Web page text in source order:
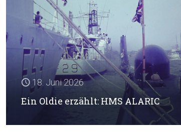
18. Juni 2026
Ein Oldie erzählt: HMS ALARIC